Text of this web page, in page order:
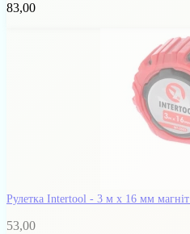
83,00
Рулетка Intertool - 3 м x 16 мм магніт
53,00